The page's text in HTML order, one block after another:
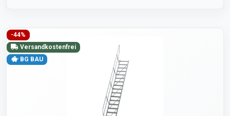
-44%
Versandkostenfrei
BG BAU